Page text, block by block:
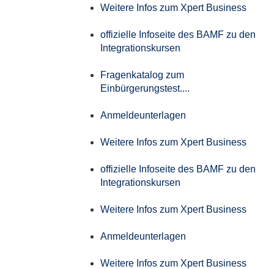
Weitere Infos zum Xpert Business
offizielle Infoseite des BAMF zu den
Integrationskursen
Fragenkatalog zum
Einbürgerungstest....
Anmeldeunterlagen
Weitere Infos zum Xpert Business
offizielle Infoseite des BAMF zu den
Integrationskursen
Weitere Infos zum Xpert Business
Anmeldeunterlagen
Weitere Infos zum Xpert Business